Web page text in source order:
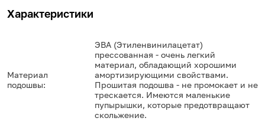
Характеристики
Материал
подошвы:
ЭВА (Этиленвинилацетат)
прессованная - очень легкий
материал, обладающий хорошими
амортизирующими свойствами.
Прошитая подошва - не промокает и не
трескается. Имеются маленькие
пупырышки, которые предотвращают
скольжение.